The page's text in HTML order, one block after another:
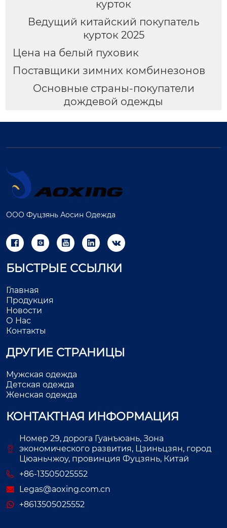
курток
Ведущий китайский покупатель
курток 2025
Цена на белый пуховик
Поставщики зимних комбинезонов
Основные страны-покупатели
дождевой одежды
ООО Фуцзянь Аосин Одежда
    
БЫСТРЫЕ ССЫЛКИ
Главная
Продукция
Новости
О Нас
Контакты
ДРУГИЕ СТРАНИЦЫ
Мужская одежда
Детская одежда
Женская одежда
КОНТАКТНАЯ ИНФОРМАЦИЯ
Номер 29, дорога Гуанъюань, Зона
экономического развития, Цзиньцзян, город
Цюаньчжоу, провинция Фуцзянь, Китай
+86-13505025552
Legas@aoxing.com.cn
+8613505025552